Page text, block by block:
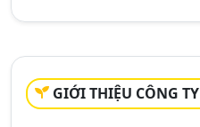
GIỚI THIỆU CÔNG TY